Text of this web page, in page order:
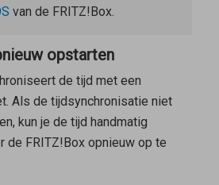
van de FRITZ!Box.
opstarten
de tijd met een
Als de tijdsynchronisatie niet
kun je de tijd handmatig
de FRITZ!Box opnieuw op te